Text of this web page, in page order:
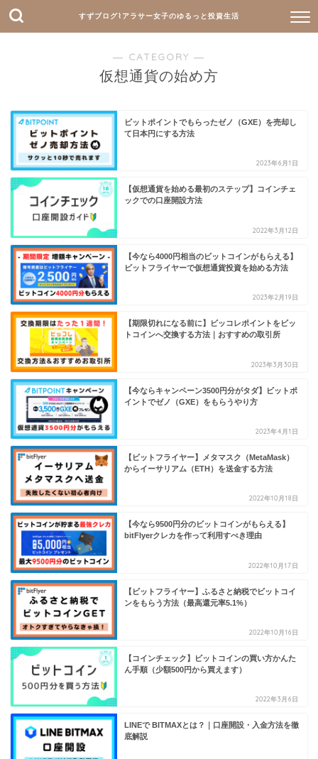
すずブログ⌇アラサー女子のゆるっと投資生活
― CATEGORY ―
仮想通貨の始め方
ビットポイントでもらったゼノ（GXE）を売却し
て日本円にする方法
2023年6月1日
【仮想通貨を始める最初のステップ】コインチェ
ックでの口座開設方法
2022年3月12日
【今なら4000円相当のビットコインがもらえる】
ビットフライヤーで仮想通貨投資を始める方法
2023年2月19日
【期限切れになる前に】ビッコレポイントをビッ
トコインへ交換する方法｜おすすめの取引所
2023年3月30日
【今ならキャンペーン3500円分がタダ】ビットポ
イントでゼノ（GXE）をもらうやり方
2023年4月1日
【ビットフライヤー】メタマスク（MetaMask）
からイーサリアム（ETH）を送金する方法
2022年10月18日
【今なら9500円分のビットコインがもらえる】
bitFlyerクレカを作って利用すべき理由
2022年10月17日
【ビットフライヤー】ふるさと納税でビットコイ
ンをもらう方法（最高還元率5.1%）
2022年10月16日
【コインチェック】ビットコインの買い方かんた
ん手順（少額500円から買えます）
2022年3月6日
LINEで BITMAXとは？｜口座開設・入金方法を徹
底解説